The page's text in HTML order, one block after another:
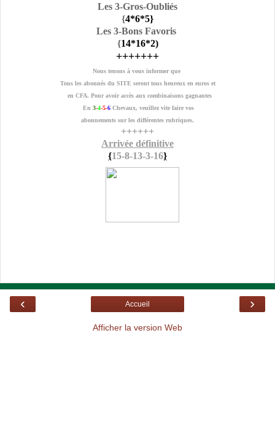
Les 3-Gros-Oubliés
{4*6*5}
Les 3-Bons Favoris
{14*16*2)
+++++++
Nous tenons à vous informer que
Tous les abonnés du SITE seront tous heureux en euros et
en CFA. Pour avoir accès aux combinaisons gagnantes
En 3-4-5-6 Chevaux, veuillez vite faire vos
abonnements sur les différentes rubriques.
++++++
Arrivée définitive
{15-8-13-3-16}
‹ ›
Accueil
Afficher la version Web